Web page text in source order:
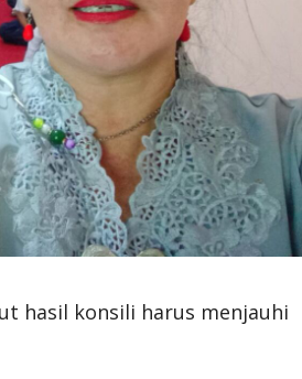
hasil konsili harus menjauhi